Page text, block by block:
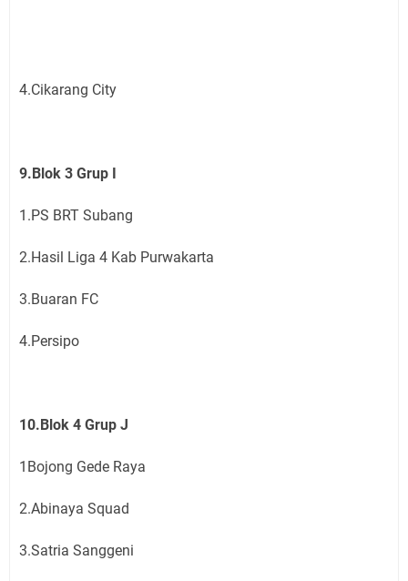
4.Cikarang City
9.Blok 3 Grup I
1.PS BRT Subang
2.Hasil Liga 4 Kab Purwakarta
3.Buaran FC
4.Persipo
10.Blok 4 Grup J
1Bojong Gede Raya
2.Abinaya Squad
3.Satria Sanggeni